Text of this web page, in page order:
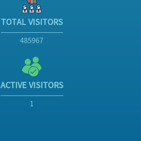
TOTAL VISITORS
485967
ACTIVE VISITORS
1